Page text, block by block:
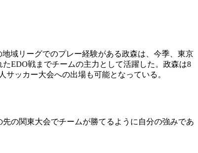
域リーグでのプレー経験がある政森は、今季、東京
EDO戦までチームの主力として活躍した。政森は8
ッカー大会への出場も可能となっている。
の関東大会でチームが勝てるように自分の強みであ